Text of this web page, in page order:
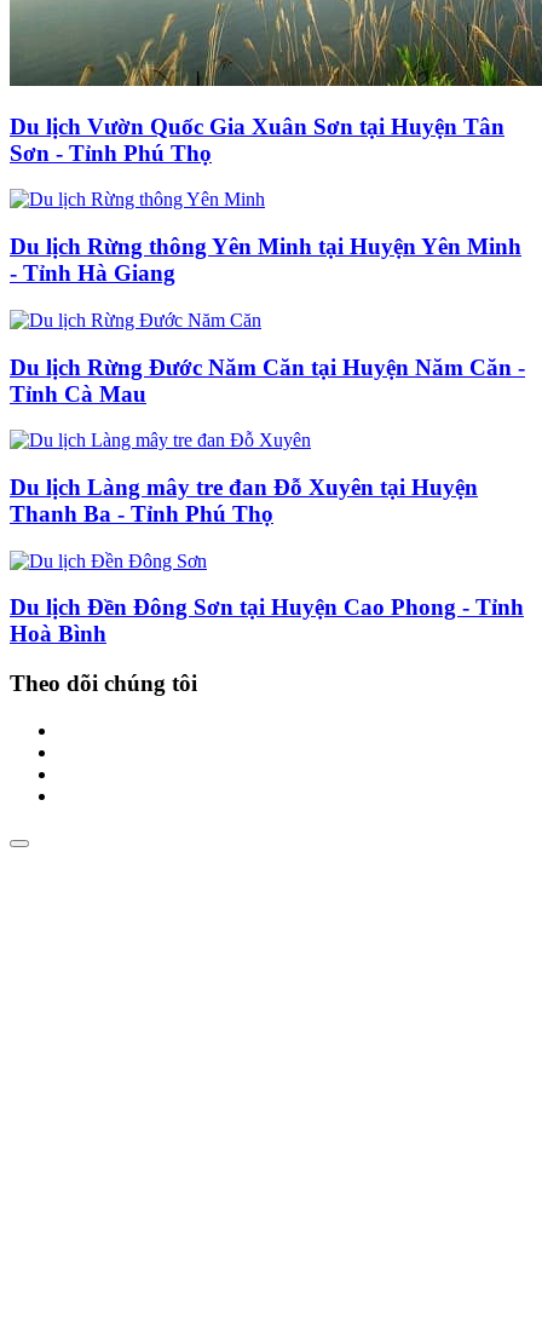
Du lịch Vườn Quốc Gia Xuân Sơn tại Huyện Tân
Sơn - Tỉnh Phú Thọ
Du lịch Rừng thông Yên Minh tại Huyện Yên Minh
- Tỉnh Hà Giang
Du lịch Rừng Đước Năm Căn tại Huyện Năm Căn -
Tỉnh Cà Mau
Du lịch Làng mây tre đan Đỗ Xuyên tại Huyện
Thanh Ba - Tỉnh Phú Thọ
Du lịch Đền Đông Sơn tại Huyện Cao Phong - Tỉnh
Hoà Bình
Theo dõi chúng tôi